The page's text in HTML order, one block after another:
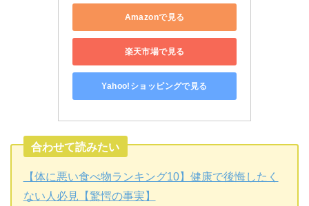
Amazonで見る
楽天市場で見る
Yahoo!ショッピングで見る
合わせて読みたい
【体に悪い食べ物ランキング10】健康で後悔したく
ない人必見【驚愕の事実】